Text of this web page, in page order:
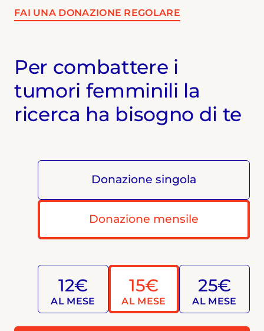
FAI UNA DONAZIONE REGOLARE
Per combattere i
tumori femminili la
ricerca ha bisogno di te
Donazione singola
Donazione mensile
12€
AL MESE
15€
AL MESE
25€
AL MESE